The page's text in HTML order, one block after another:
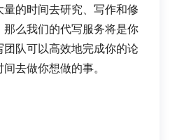
的时间去研究、写作和修
么我们的代写服务将是你
队可以高效地完成你的论
去做你想做的事。